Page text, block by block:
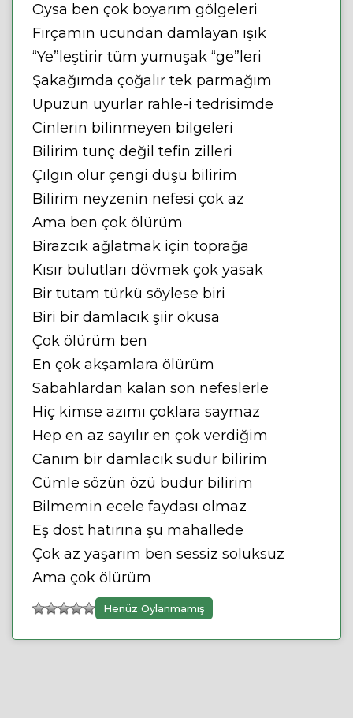
Oysa ben çok boyarım gölgeleri
Fırçamın ucundan damlayan ışık
“Ye”leştirir tüm yumuşak “ge”leri
Şakağımda çoğalır tek parmağım
Upuzun uyurlar rahle-i tedrisimde
Cinlerin bilinmeyen bilgeleri
Bilirim tunç değil tefin zilleri
Çılgın olur çengi düşü bilirim
Bilirim neyzenin nefesi çok az
Ama ben çok ölürüm
Birazcık ağlatmak için toprağa
Kısır bulutları dövmek çok yasak
Bir tutam türkü söylese biri
Biri bir damlacık şiir okusa
Çok ölürüm ben
En çok akşamlara ölürüm
Sabahlardan kalan son nefeslerle
Hiç kimse azımı çoklara saymaz
Hep en az sayılır en çok verdiğim
Canım bir damlacık sudur bilirim
Cümle sözün özü budur bilirim
Bilmemin ecele faydası olmaz
Eş dost hatırına şu mahallede
Çok az yaşarım ben sessiz soluksuz
Ama çok ölürüm
Henüz Oylanmamış